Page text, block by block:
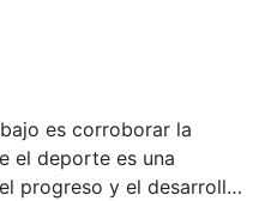
es corroborar la
el deporte es una
progreso y el desarrollo.